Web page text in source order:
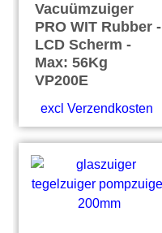
Vacuümzuiger
PRO WIT Rubber -
LCD Scherm -
Max: 56Kg
VP200E
excl Verzendkosten